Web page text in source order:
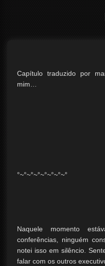
Capítulo traduzido por
mim…
°~°~°~°~°~°~°~°
Naquele momento
conferências, ninguém
notei isso em silêncio.
falar com os outros